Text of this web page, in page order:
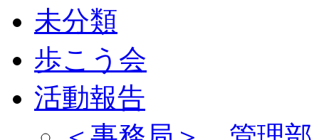
未分類
歩こう会
活動報告